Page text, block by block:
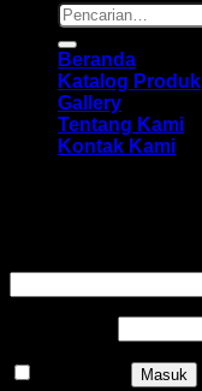
Pencarian
untuk:
Beranda
Katalog Produk
Gallery
Tentang Kami
Kontak Kami
Masuk